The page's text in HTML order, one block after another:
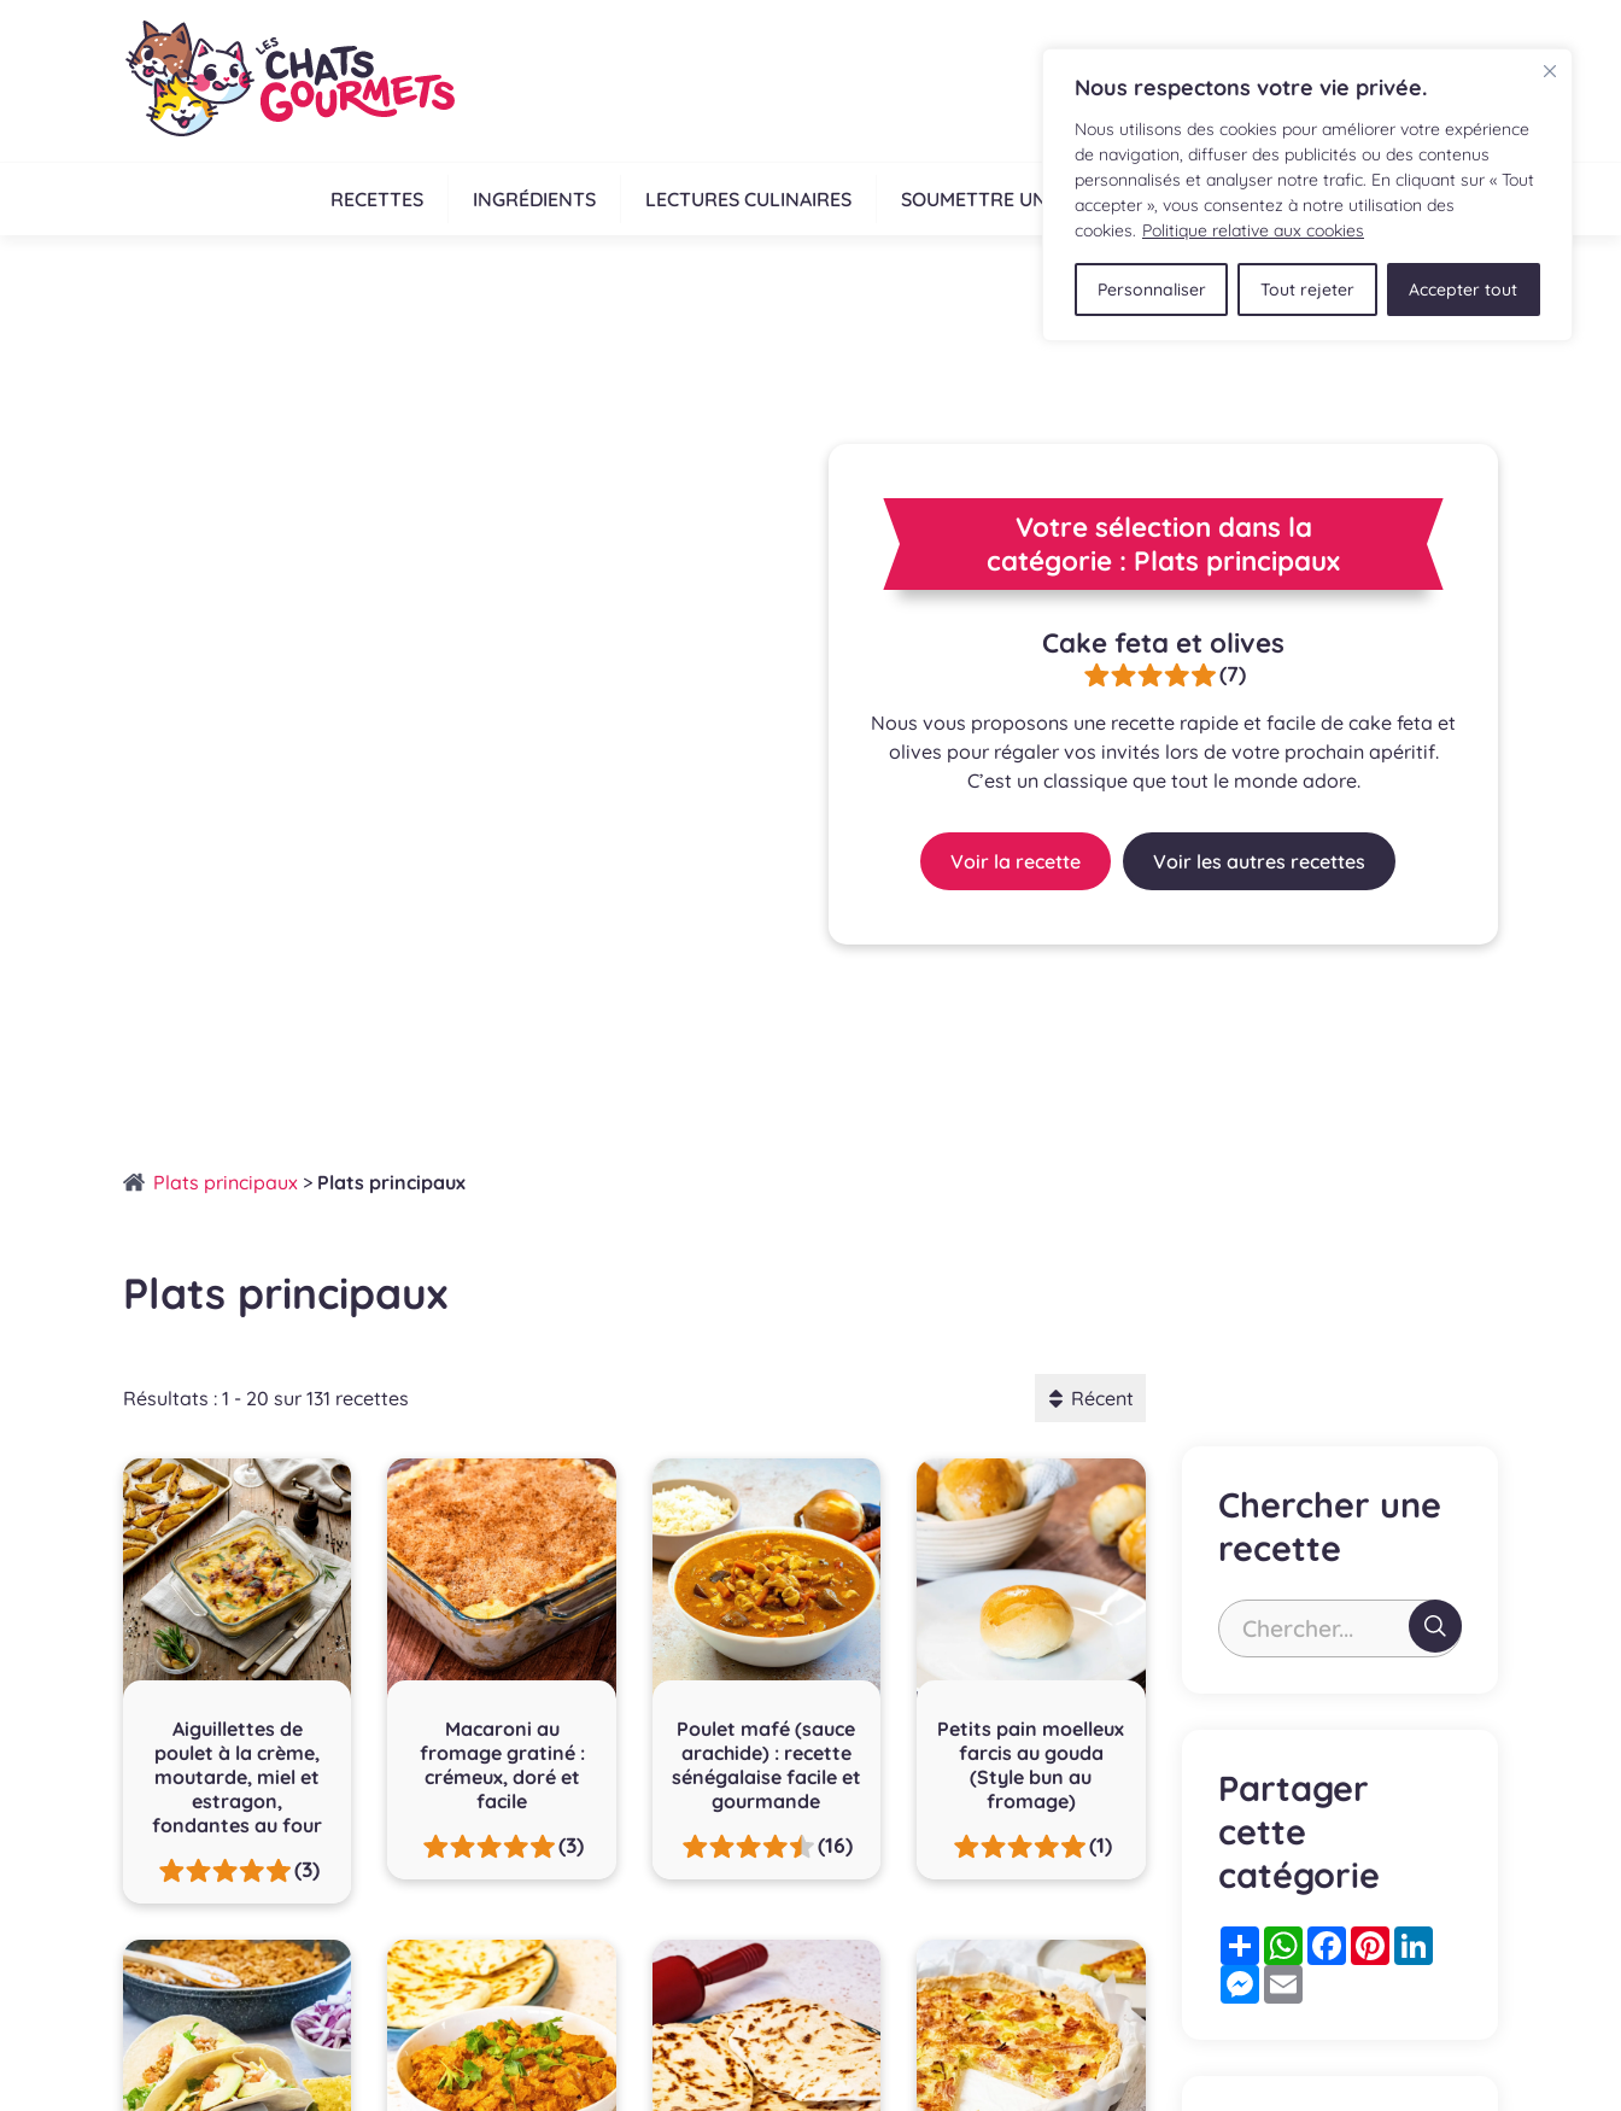
Nous respectons votre vie privée.
Nous utilisons des cookies pour améliorer votre expérience
de navigation, diffuser des publicités ou des contenus
personnalisés et analyser notre trafic. En cliquant sur « Tout
accepter », vous consentez à notre utilisation des
cookies. Politique relative aux cookies
Personnaliser Tout rejeter Accepter tout
RECETTES INGRÉDIENTS LECTURES CULINAIRES SOUMETTRE UNE RECETTE BOUTIQUE
Votre sélection dans la
catégorie : Plats principaux
Cake feta et olives
(7)
Nous vous proposons une recette rapide et facile de cake feta et
olives pour régaler vos invités lors de votre prochain apéritif.
C’est un classique que tout le monde adore.
Voir la recette Voir les autres recettes
Plats principaux > Plats principaux
Plats principaux
Résultats : 1 - 20 sur 131 recettes Récent
Aiguillettes de
poulet à la crème,
moutarde, miel et
estragon,
fondantes au four
(3)
Macaroni au
fromage gratiné :
crémeux, doré et
facile
(3)
Poulet mafé (sauce
arachide) : recette
sénégalaise facile et
gourmande
(16)
Petits pain moelleux
farcis au gouda
(Style bun au
fromage)
(1)
Chercher une
recette
Chercher...
Partager
cette
catégorie
PartagerWhatsApp
Facebook
PinterestLinkedIn
Messenger
Email